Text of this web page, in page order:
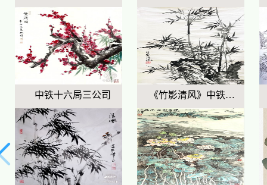
中铁十六局三公司 《竹影清风》中铁二十五局五公司